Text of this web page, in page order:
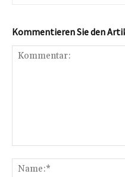
Kommentieren Sie den